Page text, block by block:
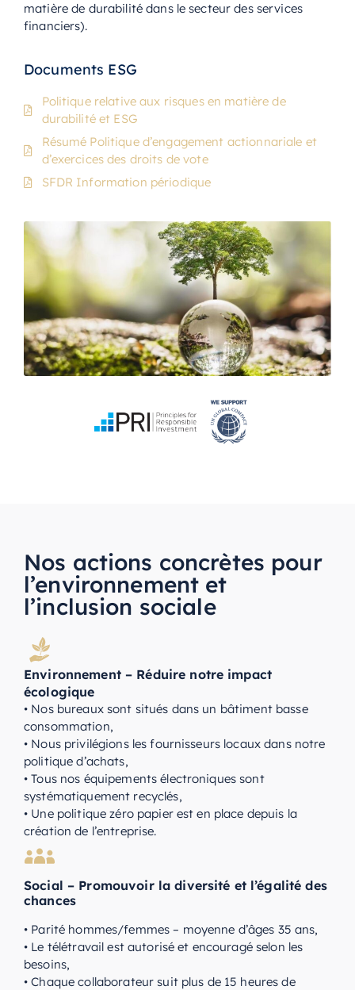
matière de durabilité dans le secteur des services
financiers).
Documents ESG
Politique relative aux risques en matière de
durabilité et ESG
Résumé Politique d’engagement actionnariale et
d’exercices des droits de vote
SFDR Information périodique
Nos actions concrètes pour
l’environnement et
l’inclusion sociale
Environnement – Réduire notre impact
écologique
• Nos bureaux sont situés dans un bâtiment basse
consommation,
• Nous privilégions les fournisseurs locaux dans notre
politique d’achats,
• Tous nos équipements électroniques sont
systématiquement recyclés,
• Une politique zéro papier est en place depuis la
création de l’entreprise.
Social – Promouvoir la diversité et l’égalité des
chances
• Parité hommes/femmes – moyenne d’âges 35 ans,
• Le télétravail est autorisé et encouragé selon les
besoins,
• Chaque collaborateur suit plus de 15 heures de